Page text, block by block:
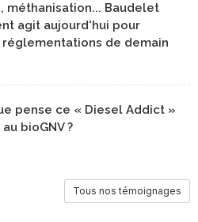
méthanisation... Baudelet
agit aujourd'hui pour
de demain
pense ce « Diesel Addict »
bioGNV ?
Tous nos témoignages